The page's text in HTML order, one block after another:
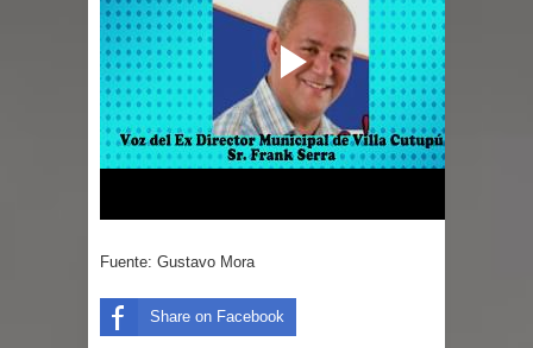
Fuente: Gustavo Mora
Share on Facebook